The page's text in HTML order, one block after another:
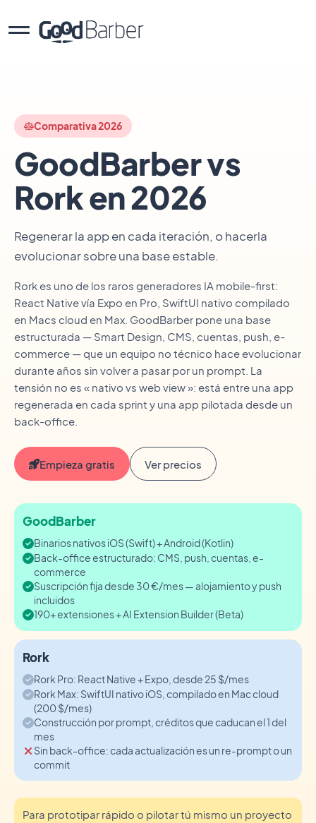
Comparativa 2026
GoodBarber vs
Rork en 2026
Regenerar la app en cada iteración, o hacerla
evolucionar sobre una base estable.
Rork es uno de los raros generadores IA mobile-first:
React Native vía Expo en Pro, SwiftUI nativo compilado
en Macs cloud en Max. GoodBarber pone una base
estructurada — Smart Design, CMS, cuentas, push, e-
commerce — que un equipo no técnico hace evolucionar
durante años sin volver a pasar por un prompt. La
tensión no es « nativo vs web view »: está entre una app
regenerada en cada sprint y una app pilotada desde un
back-office.
Empieza gratis Ver precios
GoodBarber
Binarios nativos iOS (Swift) + Android (Kotlin)
Back-office estructurado: CMS, push, cuentas, e-
commerce
Suscripción fija desde 30 €/mes — alojamiento y push
incluidos
190+ extensiones + AI Extension Builder (Beta)
Rork
Rork Pro: React Native + Expo, desde 25 $/mes
Rork Max: SwiftUI nativo iOS, compilado en Mac cloud
(200 $/mes)
Construcción por prompt, créditos que caducan el 1 del
mes
Sin back-office: cada actualización es un re-prompt o un
commit
Para prototipar rápido o pilotar tú mismo un proyecto